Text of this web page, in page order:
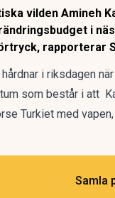
vilden Amineh
i
rapporterar
i riksdagen
som består i att
Turkiet med
Samla